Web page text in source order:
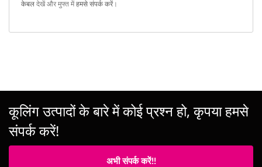
केबल देखें और मुफ्त मेंहमसे संपर्क करें।
कूलिंग उत्पादों के बारे में कोई प्रश्न हो, कृपया हमसे
संपर्क करें!
अभी संपर्क करें!!